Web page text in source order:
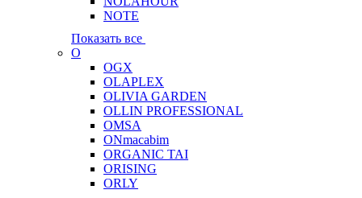
NOTE
Показать все
O
OGX
OLAPLEX
OLIVIA GARDEN
OLLIN PROFESSIONAL
OMSA
ONmacabim
ORGANIC TAI
ORISING
ORLY